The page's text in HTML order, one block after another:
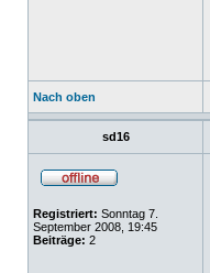
Nach oben
sd16
Registriert: Sonntag 7.
September 2008, 19:45
Beiträge: 2